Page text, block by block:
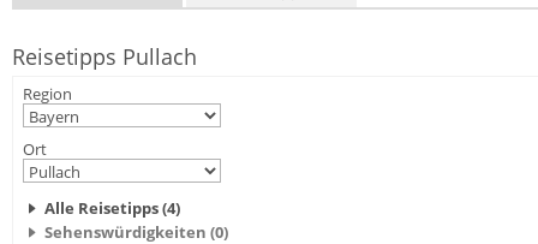
Reisetipps Pullach
Region
Ort
Alle Reisetipps (4)
Sehenswürdigkeiten (0)